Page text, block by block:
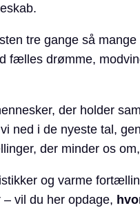
tre gange så
drømme,
der holder
ned i de nyeste tal,
der minder os
og varme
vil du her opdage,